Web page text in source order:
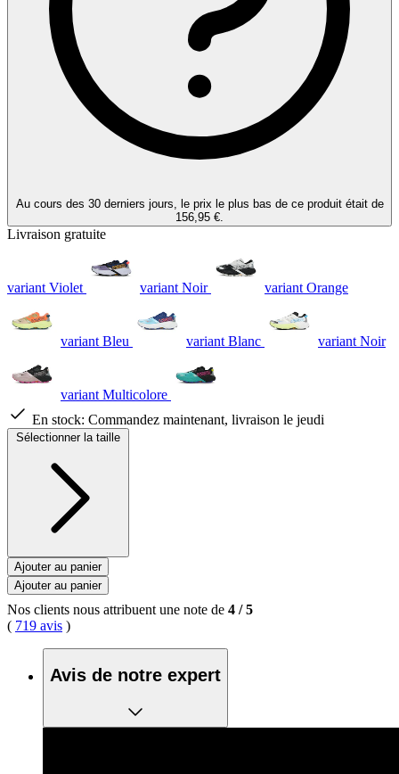
Au cours des 30 derniers jours, le prix le plus bas de ce produit était de
156,95 €.
Livraison gratuite
variant Violet variant Noir variant Orange
variant Bleu variant Blanc variant Noir
variant Multicolore
En stock: Commandez maintenant, livraison le jeudi
Sélectionner la taille
Ajouter au panier
Ajouter au panier
Nos clients nous attribuent une note de 4 /5
( 719 avis )
Avis de notre expert